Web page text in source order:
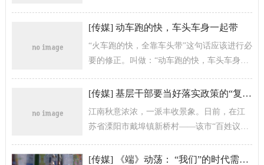
千万万坚强有力的党支部，党的...
[传媒] 动车跑的快，车头车身一起带
“火车跑的快，全靠车头带”这句话应该进行必
要的修正。叫做：“动车跑的快，车头车身一
是每个动车组单元的不...
[传媒] 基层干部要当好落实政策的“复读机”
江南秋意浓浓，一派丰收景象。日前，在江
苏省溧阳市戴埠镇新桥村——该市“百姓议事
行政服务中心，溧阳市委书记...
[传媒] 《端》动荡： “我们”的时代需要什么样的媒体？